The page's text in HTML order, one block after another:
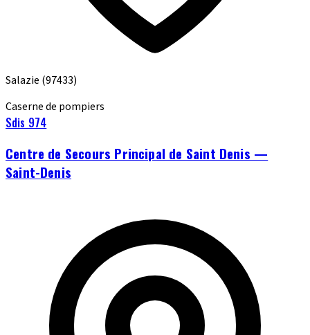
Salazie (97433)
Caserne de pompiers
Sdis 974
Centre de Secours Principal de Saint Denis —
Saint-Denis